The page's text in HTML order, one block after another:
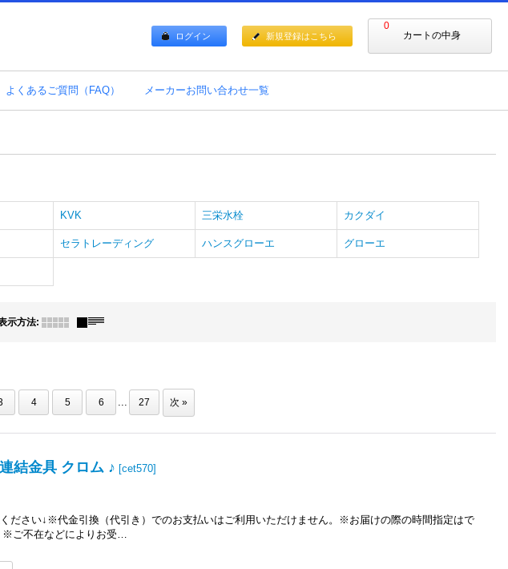
0
カートの中身
ログイン 新規登録はこちら
よくあるご質問（FAQ） メーカーお問い合わせ一覧
KVK 三栄水栓 カクダイ
セラトレーディング ハンスグローエ グローエ
示方法:
4 5 6 ... 27 次 »
結金具 クロム ♪ [cet570]
ださい↓※代金引換（代引き）でのお支払いはご利用いただけません。※お届けの際の時間指定はで
ご不在などによりお受…